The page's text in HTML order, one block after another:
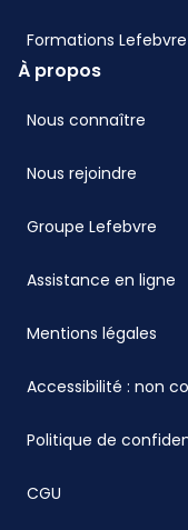
Formations
À propos
Nous connaître
Nous rejoindre
Groupe Lefebvre
Assistance en ligne
Mentions légales
Accessibilité : non
Politique de
CGU